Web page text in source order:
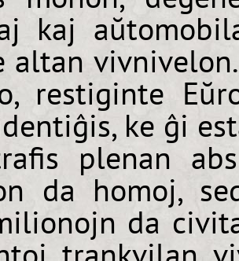
kaj
altan
restiginte
ke ĝi
plenan
da homoj,
da